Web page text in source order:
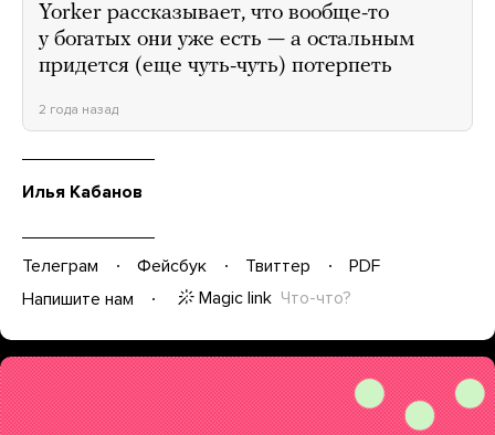
Yorker рассказывает, что вообще-то
у богатых они уже есть — а остальным
придется (еще чуть-чуть) потерпеть
2 года назад
Илья Кабанов
Телеграм Фейсбук Твиттер
PDF
Напишите нам
Magic link Что-что?